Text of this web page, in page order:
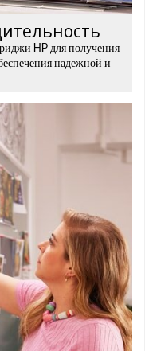
HP для получения
надежной и